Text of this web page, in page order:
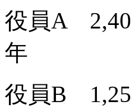
役員A
年
役員B